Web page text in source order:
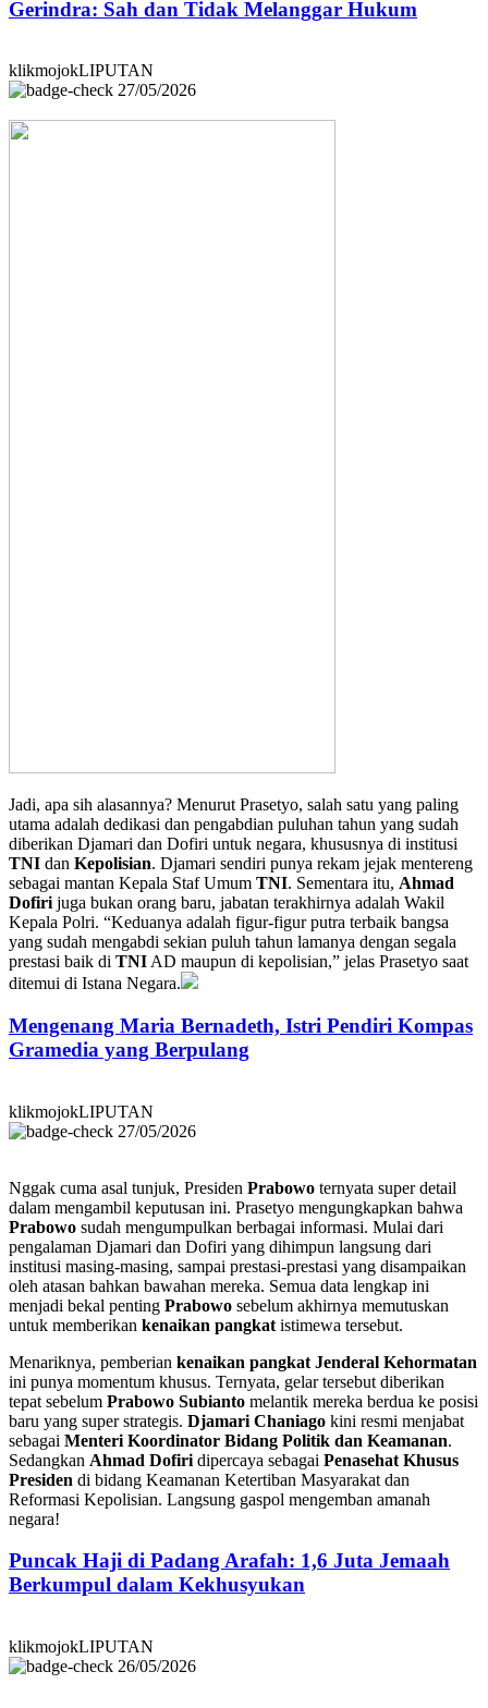
Gerindra: Sah dan Tidak Melanggar Hukum
klikmojokLIPUTAN
27/05/2026
Jadi, apa sih alasannya? Menurut Prasetyo, salah satu yang paling
utama adalah dedikasi dan pengabdian puluhan tahun yang sudah
diberikan Djamari dan Dofiri untuk negara, khususnya di institusi
TNI dan Kepolisian. Djamari sendiri punya rekam jejak mentereng
sebagai mantan Kepala Staf Umum TNI. Sementara itu, Ahmad
Dofiri juga bukan orang baru, jabatan terakhirnya adalah Wakil
Kepala Polri. “Keduanya adalah figur-figur putra terbaik bangsa
yang sudah mengabdi sekian puluh tahun lamanya dengan segala
prestasi baik di TNI AD maupun di kepolisian,” jelas Prasetyo saat
ditemui di Istana Negara.
Mengenang Maria Bernadeth, Istri Pendiri Kompas
Gramedia yang Berpulang
klikmojokLIPUTAN
27/05/2026
Nggak cuma asal tunjuk, Presiden Prabowo ternyata super detail
dalam mengambil keputusan ini. Prasetyo mengungkapkan bahwa
Prabowo sudah mengumpulkan berbagai informasi. Mulai dari
pengalaman Djamari dan Dofiri yang dihimpun langsung dari
institusi masing-masing, sampai prestasi-prestasi yang disampaikan
oleh atasan bahkan bawahan mereka. Semua data lengkap ini
menjadi bekal penting Prabowo sebelum akhirnya memutuskan
untuk memberikan kenaikan pangkat istimewa tersebut.
Menariknya, pemberian kenaikan pangkat Jenderal Kehormatan
ini punya momentum khusus. Ternyata, gelar tersebut diberikan
tepat sebelum Prabowo Subianto melantik mereka berdua ke posisi
baru yang super strategis. Djamari Chaniago kini resmi menjabat
sebagai Menteri Koordinator Bidang Politik dan Keamanan.
Sedangkan Ahmad Dofiri dipercaya sebagai Penasehat Khusus
Presiden di bidang Keamanan Ketertiban Masyarakat dan
Reformasi Kepolisian. Langsung gaspol mengemban amanah
negara!
Puncak Haji di Padang Arafah: 1,6 Juta Jemaah
Berkumpul dalam Kekhusyukan
klikmojokLIPUTAN
26/05/2026